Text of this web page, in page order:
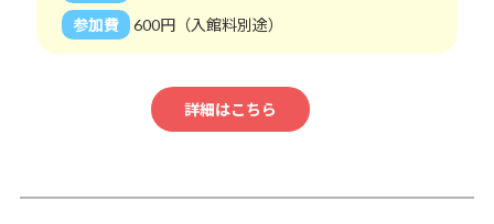
参加費
600円（入館料別途）
詳細はこちら